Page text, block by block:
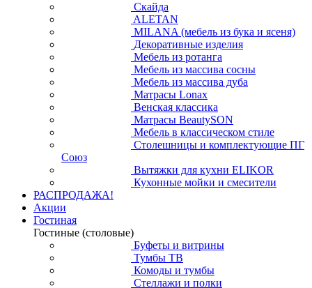
Скайда
ALETAN
MILANA (мебель из бука и ясеня)
Декоративные изделия
Мебель из ротанга
Мебель из массива сосны
Мебель из массива дуба
Матрасы Lonax
Венская классика
Матрасы BeautySON
Мебель в классическом стиле
Столешницы и комплектующие ПГ
Союз
Вытяжки для кухни ELIKOR
Кухонные мойки и смесители
РАСПРОДАЖА!
Акции
Гостиная
Гостиные (столовые)
Буфеты и витрины
Тумбы ТВ
Комоды и тумбы
Стеллажи и полки